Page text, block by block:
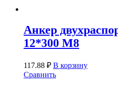
Анкер
12*300 М8
117.88 ₽ В корзину
Сравнить